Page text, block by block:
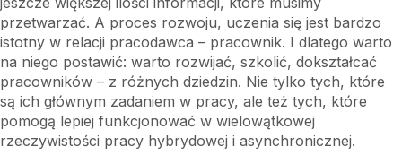
przetwarzać. A proces rozwoju, uczenia się jest bardzo
istotny w relacji pracodawca – pracownik. I dlatego warto
na niego postawić: warto rozwijać, szkolić, dokształcać
pracowników – z różnych dziedzin. Nie tylko tych, które
są ich głównym zadaniem w pracy, ale też tych, które
pomogą lepiej funkcjonować w wielowątkowej
rzeczywistości pracy hybrydowej i asynchronicznej.